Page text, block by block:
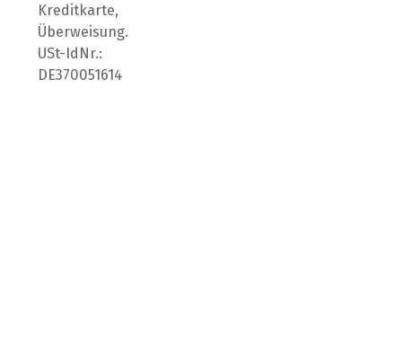
Kreditkarte,
Überweisung.
USt-IdNr.:
DE370051614